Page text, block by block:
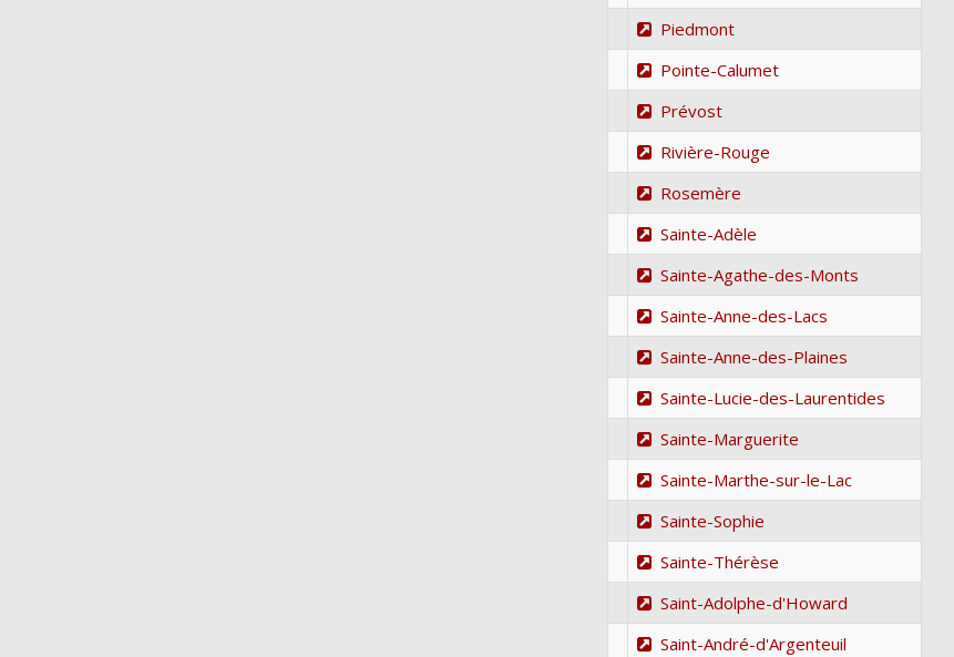
Piedmont
Pointe-Calumet
Prévost
Rivière-Rouge
Rosemère
Sainte-Adèle
Sainte-Agathe-des-Monts
Sainte-Anne-des-Lacs
Sainte-Anne-des-Plaines
Sainte-Lucie-des-Laurentides
Sainte-Marguerite
Sainte-Marthe-sur-le-Lac
Sainte-Sophie
Sainte-Thérèse
Saint-Adolphe-d'Howard
Saint-André-d'Argenteuil